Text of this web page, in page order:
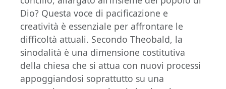
Dio? Questa voce di pacificazione e
creatività è essenziale per affrontare le
difficoltà attuali. Secondo Theobald, la
sinodalità è una dimensione costitutiva
della chiesa che si attua con nuovi processi
appoggiandosi soprattutto su una